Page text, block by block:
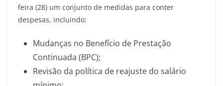
feira (28) um conjunto de medidas para conter
despesas, incluindo:
Mudanças no Benefício de Prestação
Continuada (BPC);
Revisão da política de reajuste do salário